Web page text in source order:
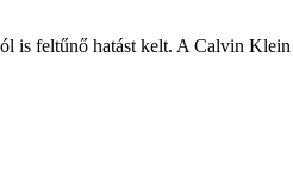
feltűnő hatást kelt. A Calvin